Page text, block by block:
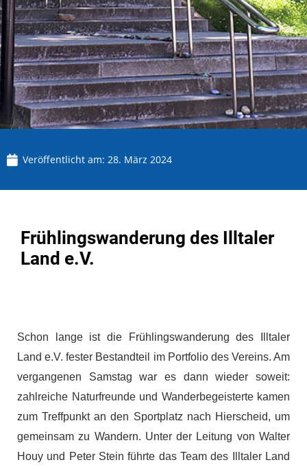
Veröffentlicht am: 28. März 2024
Frühlingswanderung des Illtaler
Land e.V.
Schon lange ist die Frühlingswanderung des Illtaler
Land e.V. fester Bestandteil im Portfolio des Vereins. Am
vergangenen Samstag war es dann wieder soweit:
zahlreiche Naturfreunde und Wanderbegeisterte kamen
zum Treffpunkt an den Sportplatz nach Hierscheid, um
gemeinsam zu Wandern. Unter der Leitung von Walter
Houy und Peter Stein führte das Team des Illtaler Land